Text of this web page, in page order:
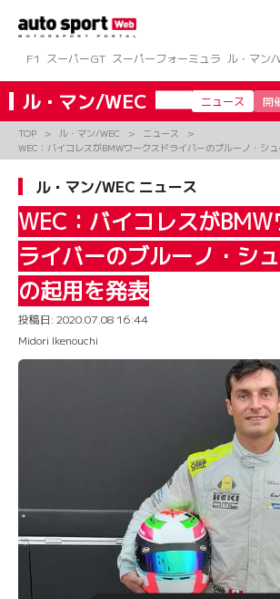
ツ
へ
ス
キ
プ
F1 スーパーGT スーパーフォーミュラ ル・マン/
ル・マン/WEC ニュース 開
TOP ル・マン/WEC
ニュース
WEC：バイコレスがBMWワークスドライバーのブルーノ・シ
ル・マン/WEC ニュース
WEC：バイコレスが
ライバーのブルーノ・シ
の起用を発表
投稿日: 2020.07.08 16:44
Midori Ikenouchi